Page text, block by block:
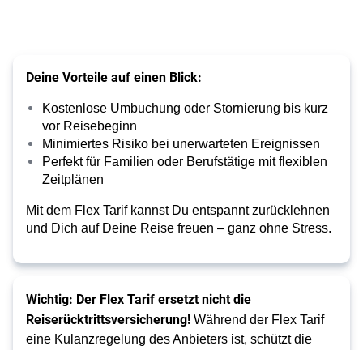
Deine Vorteile auf einen Blick:
Kostenlose Umbuchung oder Stornierung bis kurz
vor Reisebeginn
Minimiertes Risiko bei unerwarteten Ereignissen
Perfekt für Familien oder Berufstätige mit flexiblen
Zeitplänen
Mit dem Flex Tarif kannst Du entspannt zurücklehnen
und Dich auf Deine Reise freuen – ganz ohne Stress.
Wichtig: Der Flex Tarif ersetzt nicht die
Reiserücktrittsversicherung! Während der Flex Tarif
eine Kulanzregelung des Anbieters ist, schützt die